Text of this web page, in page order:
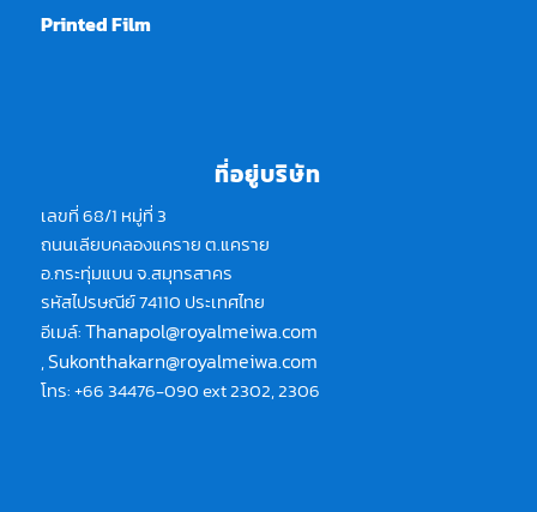
Printed Film
ที่อยู่บริษัท
เลขที่ 68/1 หมู่ที่ 3
ถนนเลียบคลองแคราย ต.แคราย
อ.กระทุ่มแบน จ.สมุทรสาคร
รหัสไปรษณีย์ 74110 ประเทศไทย
อีเมล์:Thanapol@royalmeiwa.com
,Sukonthakarn@royalmeiwa.com
โทร: +66 34476-090 ext 2302, 2306